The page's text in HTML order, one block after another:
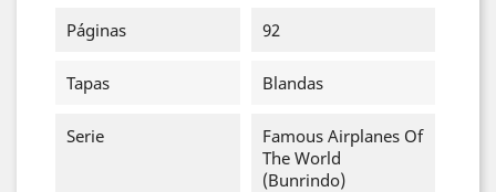
Páginas 92
Tapas Blandas
Serie
Famous Airplanes Of
The World
(Bunrindo)